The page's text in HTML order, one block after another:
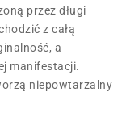
przez długi
z całą
a
manifestacji.
niepowtarzalny